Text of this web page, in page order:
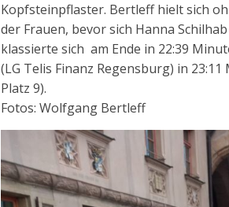
Kopfsteinpflaster. Bertleff hielt sich
der Frauen, bevor sich Hanna
klassierte sich am Ende in 22:39
(LG Telis Finanz Regensburg) in
Platz 9).
Fotos: Wolfgang Bertleff